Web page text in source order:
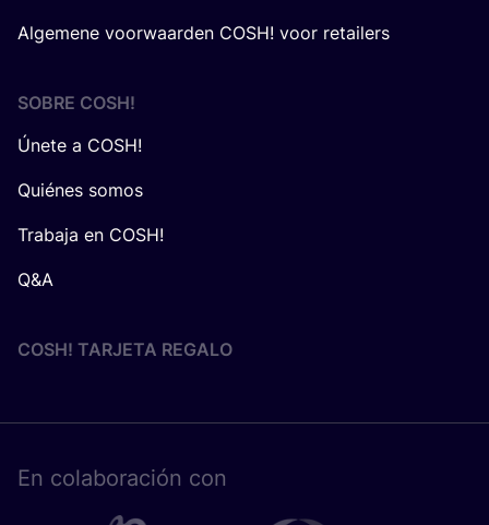
Algemene voorwaarden COSH! voor retailers
SOBRE COSH!
Únete a COSH!
Quiénes somos
Trabaja en COSH!
Q&A
COSH! TARJETA REGALO
En cola­bo­ra­ción con